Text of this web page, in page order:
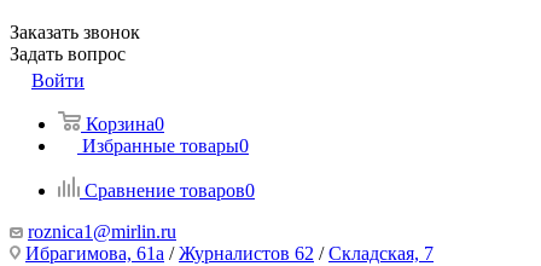
Заказать звонок
Задать вопрос
Войти
Корзина0
Избранные товары0
Сравнение товаров0
roznica1@mirlin.ru
Ибрагимова, 61а /Журналистов 62 /Складская, 7